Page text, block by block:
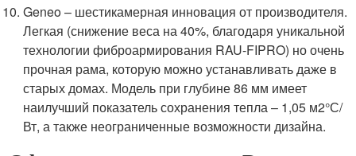
Geneo – шестикамерная инновация от производителя.
Легкая (снижение веса на 40%, благодаря уникальной
технологии фиброармирования RAU-FIPRO) но очень
прочная рама, которую можно устанавливать даже в
старых домах. Модель при глубине 86 мм имеет
наилучший показатель сохранения тепла – 1,05 м2°С/
Вт, а также неограниченные возможности дизайна.